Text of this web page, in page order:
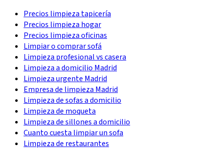
Precios limpieza tapicería
Precios limpieza hogar
Precios limpieza oficinas
Limpiar o comprar sofá
Limpieza profesional vs casera
Limpieza a domicilio Madrid
Limpieza urgente Madrid
Empresa de limpieza Madrid
Limpieza de sofas a domicilio
Limpieza de moqueta
Limpieza de sillones a domicilio
Cuanto cuesta limpiar un sofa
Limpieza de restaurantes